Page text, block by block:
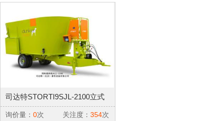
司达特STORTI9SJL-2100立式
牵引式动物饲料制备机
询价量： 0次 关注度： 354次